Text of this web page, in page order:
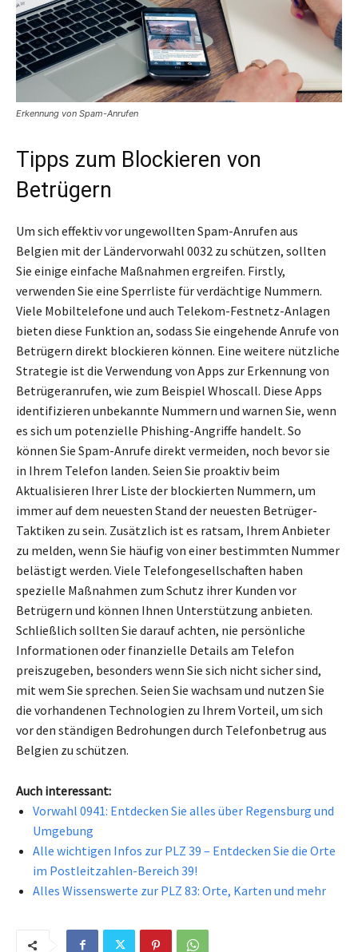
Erkennung von Spam-Anrufen
Tipps zum Blockieren von
Betrügern
Um sich effektiv vor ungewollten Spam-Anrufen aus
Belgien mit der Ländervorwahl 0032 zu schützen, sollten
Sie einige einfache Maßnahmen ergreifen. Firstly,
verwenden Sie eine Sperrliste für verdächtige Nummern.
Viele Mobiltelefone und auch Telekom-Festnetz-Anlagen
bieten diese Funktion an, sodass Sie eingehende Anrufe von
Betrügern direkt blockieren können. Eine weitere nützliche
Strategie ist die Verwendung von Apps zur Erkennung von
Betrügeranrufen, wie zum Beispiel Whoscall. Diese Apps
identifizieren unbekannte Nummern und warnen Sie, wenn
es sich um potenzielle Phishing-Angriffe handelt. So
können Sie Spam-Anrufe direkt vermeiden, noch bevor sie
in Ihrem Telefon landen. Seien Sie proaktiv beim
Aktualisieren Ihrer Liste der blockierten Nummern, um
immer auf dem neuesten Stand der neuesten Betrüger-
Taktiken zu sein. Zusätzlich ist es ratsam, Ihrem Anbieter
zu melden, wenn Sie häufig von einer bestimmten Nummer
belästigt werden. Viele Telefongesellschaften haben
spezielle Maßnahmen zum Schutz ihrer Kunden vor
Betrügern und können Ihnen Unterstützung anbieten.
Schließlich sollten Sie darauf achten, nie persönliche
Informationen oder finanzielle Details am Telefon
preiszugeben, besonders wenn Sie sich nicht sicher sind,
mit wem Sie sprechen. Seien Sie wachsam und nutzen Sie
die vorhandenen Technologien zu Ihrem Vorteil, um sich
vor den ständigen Bedrohungen durch Telefonbetrug aus
Belgien zu schützen.
Auch interessant:
Vorwahl 0941: Entdecken Sie alles über Regensburg und
Umgebung
Alle wichtigen Infos zur PLZ 39 – Entdecken Sie die Orte
im Postleitzahlen-Bereich 39!
Alles Wissenswerte zur PLZ 83: Orte, Karten und mehr